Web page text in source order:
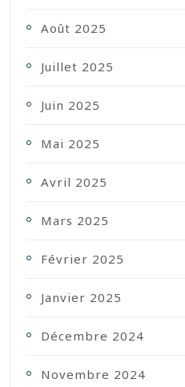
Août 2025
Juillet 2025
Juin 2025
Mai 2025
Avril 2025
Mars 2025
Février 2025
Janvier 2025
Décembre 2024
Novembre 2024